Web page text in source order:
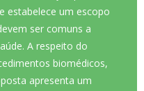
estabelece um escopo
ser comuns a
A respeito do
biomédicos,
apresenta um